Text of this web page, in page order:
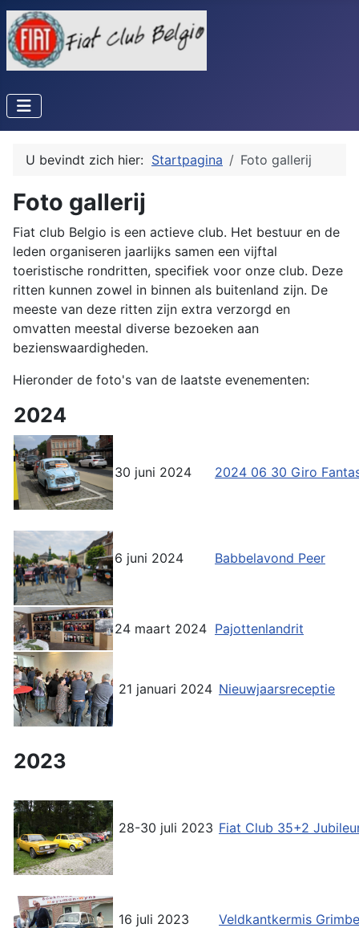
U bevindt zich hier: Startpagina Foto gallerij
Foto gallerij
Fiat club Belgio is een actieve club. Het bestuur en de
leden organiseren jaarlijks samen een vijftal
toeristische rondritten, specifiek voor onze club. Deze
ritten kunnen zowel in binnen als buitenland zijn. De
meeste van deze ritten zijn extra verzorgd en
omvatten meestal diverse bezoeken aan
bezienswaardigheden.
Hieronder de foto's van de laatste evenementen:
2024
30 juni 2024 2024 06 30 Giro
6 juni 2024 Babbelavond Peer
24 maart 2024 Pajottenlandrit
21 januari 2024 Nieuwjaarsreceptie
2023
28-30 juli 2023 Fiat Club 35+2
16 juli 2023 Veldkantkermis